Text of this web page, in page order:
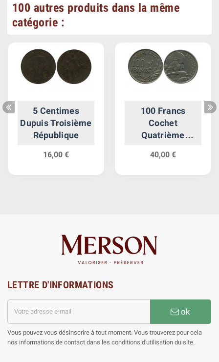
100 autres produits dans la même
catégorie :
5 Centimes
Dupuis Troisième
République
16,00 €
100 Francs
Cochet
Quatrième
40,00 €
LETTRE D'INFORMATIONS
ok
Vous pouvez vous désinscrire à tout moment. Vous trouverez pour cela
nos informations de contact dans les conditions d'utilisation du site.